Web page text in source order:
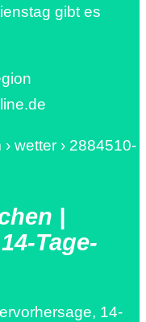
gibt es
wetter › 2884510-
|
Tage-
14-